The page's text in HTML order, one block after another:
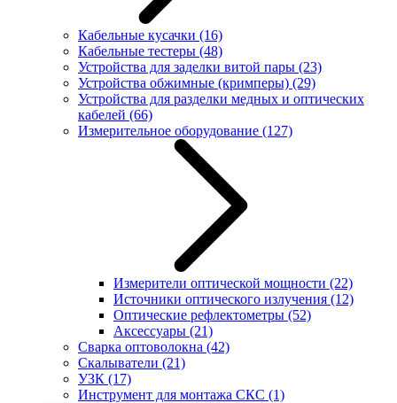
Кабельные кусачки (16)
Кабельные тестеры (48)
Устройства для заделки витой пары (23)
Устройства обжимные (кримперы) (29)
Устройства для разделки медных и оптических
кабелей (66)
Измерительное оборудование (127)
Измерители оптической мощности (22)
Источники оптического излучения (12)
Оптические рефлектометры (52)
Аксессуары (21)
Сварка оптоволокна (42)
Скалыватели (21)
УЗК (17)
Инструмент для монтажа СКС (1)